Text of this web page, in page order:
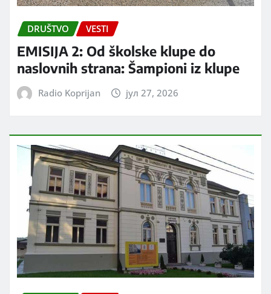
DRUŠTVO VESTI
EMISIJA 2: Od školske klupe do
naslovnih strana: Šampioni iz klupe
Radio Koprijan јул 27, 2026